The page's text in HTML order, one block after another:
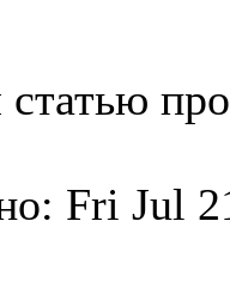
Fri Jul